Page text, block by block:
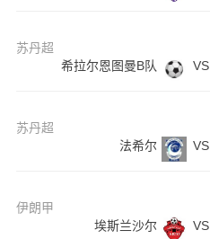
苏丹超
希拉尔恩图曼B队
VS
苏丹超
法希尔
VS
伊朗甲
埃斯兰沙尔
VS